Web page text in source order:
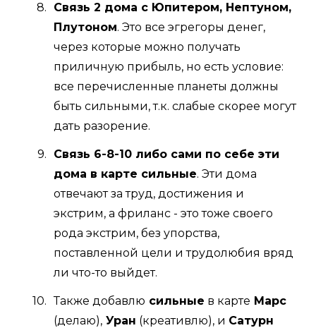
Связь 2 дома с Юпитером, Нептуном,
Плутоном. Это все эгрегоры денег,
через которые можно получать
приличную прибыль, но есть условие:
все перечисленные планеты должны
быть сильными, т.к. слабые скорее могут
дать разорение.
Связь 6-8-10 либо сами по себе эти
дома в карте сильные. Эти дома
отвечают за труд, достижения и
экстрим, а фриланс - это тоже своего
рода экстрим, без упорства,
поставленной цели и трудолюбия вряд
ли что-то выйдет.
Также добавлю сильные в карте Марс
(делаю), Уран (креативлю), и Сатурн